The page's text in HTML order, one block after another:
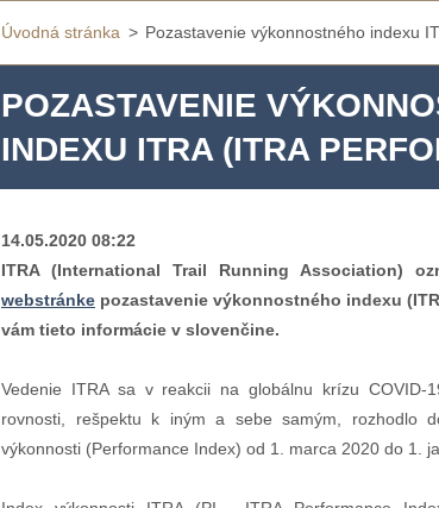
Úvodná stránka > Pozastavenie výkonnostného indexu
POZASTAVENIE
INDEXU ITRA (ITRA
14.05.2020 08:22
ITRA (International Trail Running Association)
webstránke pozastavenie výkonnostného indexu
vám tieto informácie v slovenčine.
Vedenie ITRA sa v reakcii na globálnu krízu COVID-
rovnosti, rešpektu k iným a sebe samým, rozhodlo
výkonnosti (Performance Index) od 1. marca 2020 do 1.